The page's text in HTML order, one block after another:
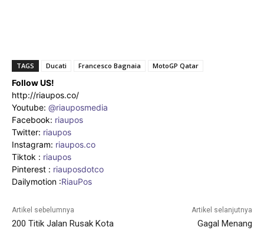
TAGS Ducati Francesco Bagnaia MotoGP Qatar
Follow US!
http://riaupos.co/
Youtube: @riauposmedia
Facebook: riaupos
Twitter: riaupos
Instagram: riaupos.co
Tiktok : riaupos
Pinterest : riauposdotco
Dailymotion :RiauPos
Artikel sebelumnya
200 Titik Jalan Rusak Kota
Artikel selanjutnya
Gagal Menang